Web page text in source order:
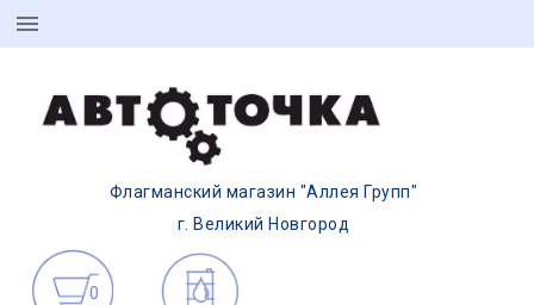
Флагманский магазин "Аллея Групп"
г. Великий Новгород
0